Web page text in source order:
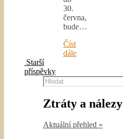
30.
června,
bude…
Číst
dále
Starší
příspěvky
Hledat
Ztráty a nálezy
Aktuální přehled »